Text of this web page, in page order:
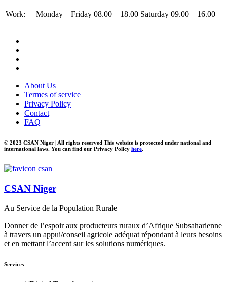
Work: Monday – Friday 08.00 – 18.00 Saturday 09.00 – 16.00
About Us
Termes of service
Privacy Policy
Contact
FAQ
© 2023 CSAN Niger | All rights reserved This website is protected under national and
international laws. You can find our Privacy Policy here.
CSAN Niger
Au Service de la Population Rurale
Donner de l’espoir aux producteurs ruraux d’Afrique Subsaharienne
à travers un appui/conseil agricole adéquat répondant à leurs besoins
et en mettant l’accent sur les solutions numériques.
Services